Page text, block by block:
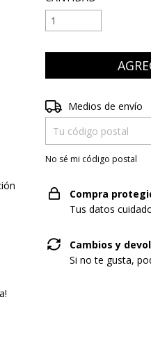
Entregas para el CP:
Medios de envío
No sé mi código postal
Compra
Tus datos
Cambios y
Si no te gusta,